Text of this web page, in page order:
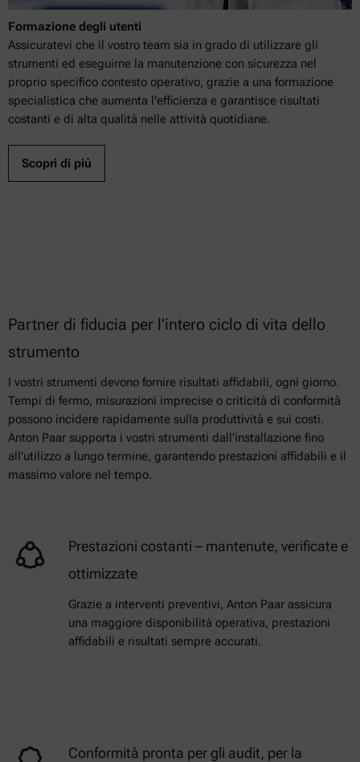
Formazione degli utenti
Assicuratevi che il vostro team sia in grado di utilizzare gli
strumenti ed eseguirne la manutenzione con sicurezza nel
proprio specifico contesto operativo, grazie a una formazione
specialistica che aumenta l'efficienza e garantisce risultati
costanti e di alta qualità nelle attività quotidiane.
Scopri di più
Partner di fiducia per l’intero ciclo di vita dello
strumento
I vostri strumenti devono fornire risultati affidabili, ogni giorno.
Tempi di fermo, misurazioni imprecise o criticità di conformità
possono incidere rapidamente sulla produttività e sui costi.
Anton Paar supporta i vostri strumenti dall'installazione fino
all'utilizzo a lungo termine, garantendo prestazioni affidabili e il
massimo valore nel tempo.
Prestazioni costanti – mantenute, verificate e
ottimizzate
Grazie a interventi preventivi, Anton Paar assicura
una maggiore disponibilità operativa, prestazioni
affidabili e risultati sempre accurati.
Conformità pronta per gli audit, per la